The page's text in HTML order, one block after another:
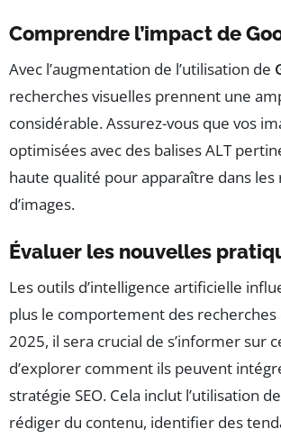
Comprendre l’impact de
Avec l’augmentation de l’utilisation de
recherches visuelles prennent une
considérable. Assurez-vous que vos
optimisées avec des balises ALT
haute qualité pour apparaître dans les
d’images.
Évaluer les nouvelles
Les outils d’intelligence artificielle
plus le comportement des recherches
2025, il sera crucial de s’informer sur
d’explorer comment ils peuvent
stratégie SEO. Cela inclut l’utilisation
rédiger du contenu, identifier des